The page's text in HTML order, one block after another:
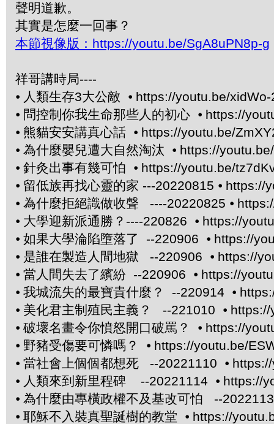
聲明道歉。
其實是怎麼一回事？
本節視像版：https://youtu.be/SgA8uPN8p-g
祥哥講時局----
⦁ 人類生存3大公敵 ⦁ https://youtu.be/xidWo-
⦁ 問控制你我生命那些人的初心 ⦁ https://
⦁ 熊貓安安講真心話 ⦁ https://youtu.be/
⦁ 為什麼嬰兒遭大自然淘汰 ⦁ https://
⦁ 針灸出事有幾可怕 ⦁ https://youtu.be/
⦁ 留低族再找心靈的家 ---20220815 ⦁ https://
⦁ 為什麼拒絕識做收聲 ----20220825 ⦁
⦁ 大學迎新派通勝？----220826 ⦁ https://
⦁ 如果大學淪陷墮落了 --220906 ⦁ https://
⦁ 是誰在製造人間地獄 --220906 ⦁ https://
⦁ 當人間失去了繽紛 --220906 ⦁ https://
⦁ 我城流失的最寶貴什麼？ --220914 ⦁
⦁ 美化君主制殖民主義？ --221010 ⦁ https://
⦁ 破壞名畫令你憤怒開口破罵？ ⦁ https://
⦁ 野豬受傷要可憐嗎？ ⦁ https://youtu.be/
⦁ 當社會上個個都想死 --20221110 ⦁
⦁ 人類來到新里程碑 --20221114 ⦁ https://
⦁ 為什麼由專橫政權不及基改可怕 --
⦁ 耶穌不入裝真聖誕樹的教堂 ⦁ https://